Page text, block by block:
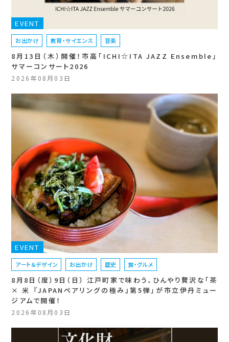
EVENT
お出かけ 教育・サイエンス 音楽
8月13日（木）開催！市高「ICHI☆ITA JAZZ Ensemble」
サマーコンサート2026
2026年08月03日
EVENT
アート＆デザイン お出かけ 歴史 食・グルメ
8月8日（度）9日（日） 江戸町家で味わう、ひんやり贅沢な「茶
× 米 『JAPANペアリングの極み』第5弾」が市立伊丹ミュー
ジアムで開催！
2026年08月03日